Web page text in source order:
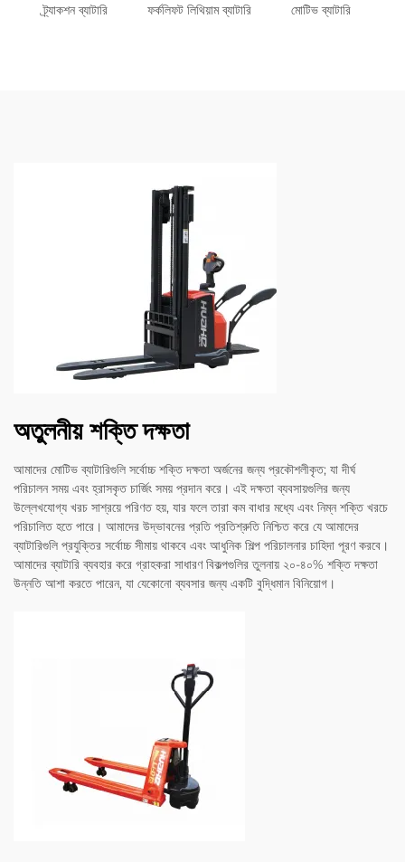
ট্র্যাকশন ব্যাটারি ফর্কলিফট লিথিয়াম ব্যাটারি মোটিভ ব্যাটারি
অতুলনীয় শক্তি দক্ষতা
আমাদের মোটিভ ব্যাটারিগুলি সর্বোচ্চ শক্তি দক্ষতা অর্জনের জন্য প্রকৌশলীকৃত; যা দীর্ঘ
পরিচালন সময় এবং হ্রাসকৃত চার্জিং সময় প্রদান করে। এই দক্ষতা ব্যবসায়গুলির জন্য
উল্লেখযোগ্য খরচ সাশ্রয়ে পরিণত হয়, যার ফলে তারা কম বাধার মধ্যে এবং নিম্ন শক্তি খরচে
পরিচালিত হতে পারে। আমাদের উদ্ভাবনের প্রতি প্রতিশ্রুতি নিশ্চিত করে যে আমাদের
ব্যাটারিগুলি প্রযুক্তির সর্বোচ্চ সীমায় থাকবে এবং আধুনিক শিল্প পরিচালনার চাহিদা পূরণ করবে।
আমাদের ব্যাটারি ব্যবহার করে গ্রাহকরা সাধারণ বিকল্পগুলির তুলনায় ২০-৪০% শক্তি দক্ষতা
উন্নতি আশা করতে পারেন, যা যেকোনো ব্যবসার জন্য একটি বুদ্ধিমান বিনিয়োগ।